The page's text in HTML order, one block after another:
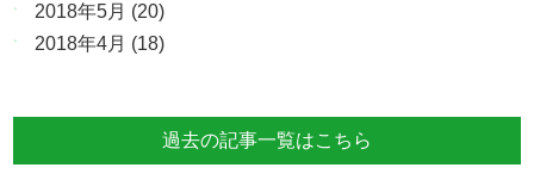
2018年5月 (20)
2018年4月 (18)
過去の記事一覧はこちら